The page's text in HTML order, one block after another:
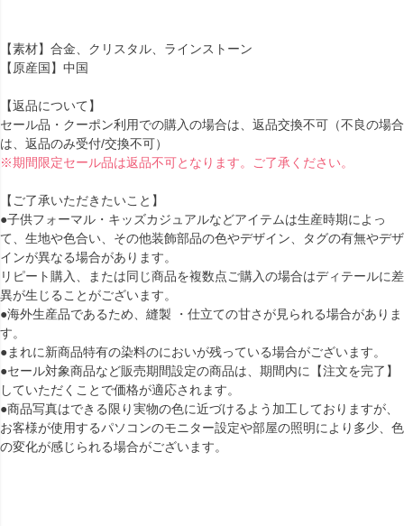
【素材】合金、クリスタル、ラインストーン
【原産国】中国
【返品について】
セール品・クーポン利用での購入の場合は、返品交換不可（不良の場合
は、返品のみ受付/交換不可）
※期間限定セール品は返品不可となります。ご了承ください。
【ご了承いただきたいこと】
●子供フォーマル・キッズカジュアルなどアイテムは生産時期によっ
て、生地や色合い、その他装飾部品の色やデザイン、タグの有無やデザ
インが異なる場合があります。
リピート購入、または同じ商品を複数点ご購入の場合はディテールに差
異が生じることがございます。
●海外生産品であるため、縫製 ・仕立ての甘さが見られる場合がありま
す。
●まれに新商品特有の染料のにおいが残っている場合がございます。
●セール対象商品など販売期間設定の商品は、期間内に【注文を完了】
していただくことで価格が適応されます。
●商品写真はできる限り実物の色に近づけるよう加工しておりますが、
お客様が使用するパソコンのモニター設定や部屋の照明により多少、色
の変化が感じられる場合がございます。